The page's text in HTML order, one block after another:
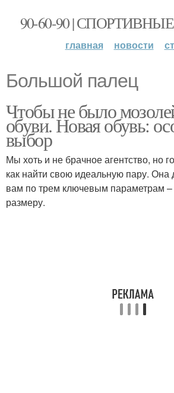
90-60-90 |
главная новости
Большой палец
Чтобы не было
обуви. Новая обувь:
выбор
Мы хоть и не брачное агентство, но
как найти свою идеальную пару. Она
вам по трем ключевым параметрам
размеру.